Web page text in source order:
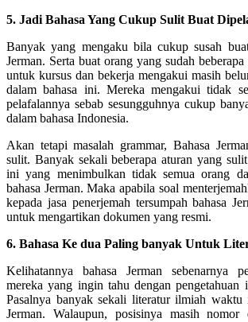
5. Jadi Bahasa Yang Cukup Sulit Buat
Banyak yang mengaku bila cukup susah
Jerman. Serta buat orang yang sudah
untuk kursus dan bekerja mengakui masih
dalam bahasa ini. Mereka mengakui tidak
pelafalannya sebab sesungguhnya cukup
dalam bahasa Indonesia.
Akan tetapi masalah grammar, Bahasa
sulit. Banyak sekali beberapa aturan yang
ini yang menimbulkan tidak semua orang
bahasa Jerman. Maka apabila soal
kepada jasa penerjemah tersumpah bahasa
untuk mengartikan dokumen yang resmi.
6. Bahasa Ke dua Paling banyak Untuk
Kelihatannya bahasa Jerman sebenarnya
mereka yang ingin tahu dengan pengetahuan
Pasalnya banyak sekali literatur ilmiah waktu
Jerman. Walaupun, posisinya masih nomor